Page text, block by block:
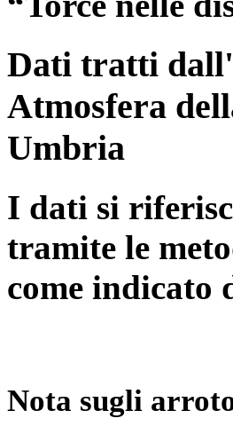
Dati tratti
Atmosfera
Umbria
I dati si
tramite le
come indicato
Nota sugli